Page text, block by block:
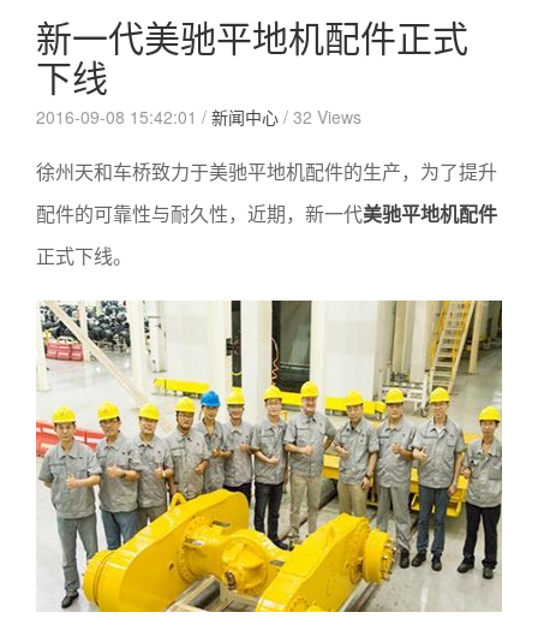
新一代美驰平地机配件正式
下线
2016-09-08 15:42:01 / 新闻中心 / 32 Views
徐州天和车桥致力于美驰平地机配件的生产，为了提升
配件的可靠性与耐久性，近期，新一代美驰平地机配件
正式下线。